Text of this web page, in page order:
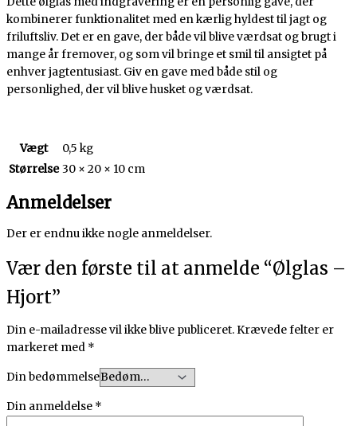
kombinerer funktionalitet med en kærlig hyldest til jagt og
friluftsliv. Det er en gave, der både vil blive værdsat og brugt i
mange år fremover, og som vil bringe et smil til ansigtet på
enhver jagtentusiast. Giv en gave med både stil og
personlighed, der vil blive husket og værdsat.
Vægt
0,5 kg
Størrelse 30 × 20 × 10 cm
Anmeldelser
Der er endnu ikke nogle anmeldelser.
Vær den første til at anmelde “Ølglas –
Hjort”
Din e-mailadresse vil ikke blive publiceret.Krævede felter er
markeret med *
Din bedømmelse
Din anmeldelse *